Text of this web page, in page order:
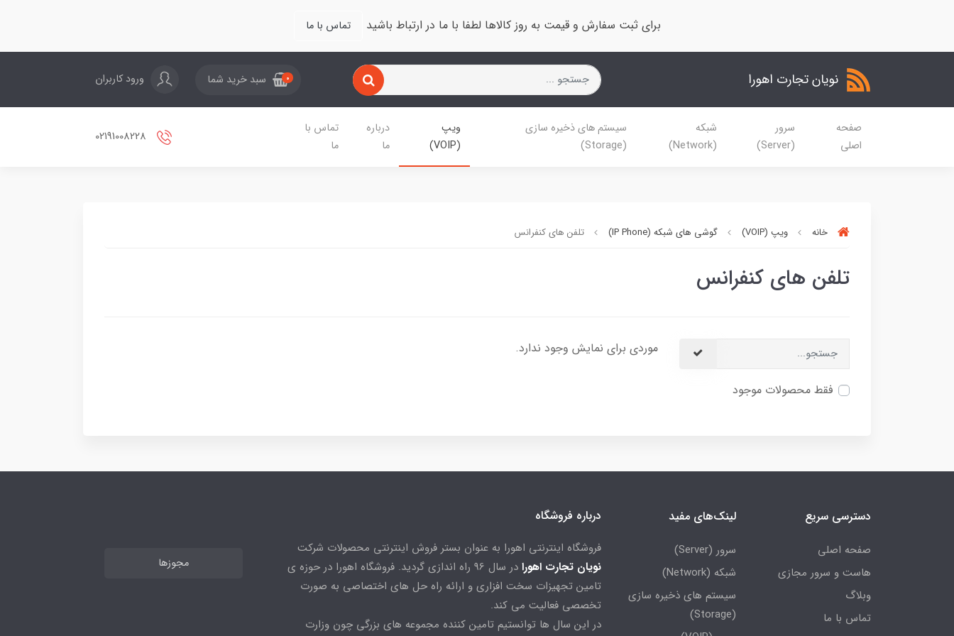
برای ثبت سفارش و قیمت به روز کالاها لطفا با ما در ارتباط باشید تماس با ما
نویان تجارت اهورا 0 سبد خرید شما ورود کاربران
صفحه
اصلی
سرور
(Server)
شبکه
(Network)
سیستم های ذخیره سازی
(Storage)
ویپ
(VOIP)
درباره
ما
تماس با
ما
خانه ویپ (VOIP) گوشی های شبکه (IP Phone) تلفن های کنفرانس
تلفن های کنفرانس
فقط محصولات موجود
موردی برای نمایش وجود ندارد.
دسترسی سریع
صفحه اصلی
هاست و سرور مجازی
وبلاگ
تماس با ما
لینک‌های مفید
سرور (Server)
شبکه (Network)
سیستم های ذخیره سازی
(Storage)
درباره فروشگاه
فروشگاه اینترنتی اهورا به عنوان بستر فروش اینترنتی محصولات شرکت
نویان تجارت اهورا
در سال 96 راه اندازی گردید. فروشگاه اهورا در حوزه ی
تامین تجهیزات سخت افزاری و ارائه راه حل های اختصاصی به صورت
تخصصی فعالیت می کند.
در این سال ها توانستیم تامین کننده مجموعه های بزرگی چون وزارت
مجوزها